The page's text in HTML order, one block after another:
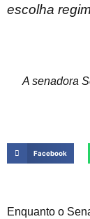
escolha
A senadora
Facebook
Enquanto o